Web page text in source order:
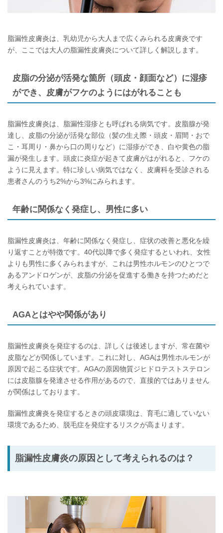
脂漏性皮膚炎は、乳幼児から大人まで広くみられる皮膚炎です
が、ここでは大人の脂漏性皮膚炎について詳しく解説します。
皮脂の分泌が活発な箇所（頭皮・顔面など）に湿疹
ができ、皮膚がフケのようにはがれることも
脂漏性皮膚炎は、脂漏性湿疹とも呼ばれる病気です。皮脂腺が発
達し、皮脂の分泌が活発な部位（髪の生え際・頭皮・眉間・おで
こ・耳周り・鼻から口の周りなど）に湿疹ができ、白や黄色の脂
漏が発生します。頭皮に炎症が起きて皮膚がはがれると、フケの
ように見えます。特に珍しい病気ではなく、皮膚科を受診される
患者さんのうち2%から3%にみられます。
年齢に関係なく発症し、男性に多い
脂漏性皮膚炎は、年齢に関係なく発症し、症状の改善と悪化を繰
り返すことが特徴です。40代以降で多く発症するといわれ、女性
よりも男性に多くみられますが、これは男性ホルモンのひとつで
あるアンドロゲンが、皮脂の分泌を促進する働きを持つためだと
考えられています。
AGAとはやや関係があり
脂漏性皮膚炎を発症するのは、詳しくは後述しますが、常在菌や
皮脂などが関係しています。これに対し、AGAは男性ホルモンが
原因で起こる症状です。AGAの原因物質ジヒドロテストステロン
には皮脂腺を発達させる作用があるので、直接的ではありません
が関係はしております。
脂漏性皮膚炎を発症するときの頭皮環境は、育毛に適していない
環境であるため、脱毛症を発症するリスクが高まります。
脂漏性皮膚炎の原因として考えられるのは？